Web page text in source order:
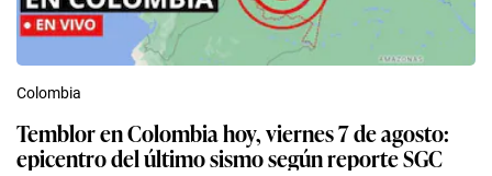
Colombia
Temblor en Colombia hoy, viernes 7 de agosto:
epicentro del último sismo según reporte SGC